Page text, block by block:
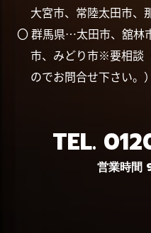
大宮市、常陸太田市、
〇 群馬県…太田市、舘林
市、みどり市※要相談
のでお問合せ下さい。
TEL.
営業時